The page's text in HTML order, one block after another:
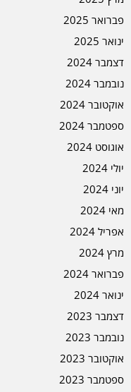
פברואר 2025
ינואר 2025
דצמבר 2024
נובמבר 2024
אוקטובר 2024
ספטמבר 2024
אוגוסט 2024
יולי 2024
יוני 2024
מאי 2024
אפריל 2024
מרץ 2024
פברואר 2024
ינואר 2024
דצמבר 2023
נובמבר 2023
אוקטובר 2023
ספטמבר 2023